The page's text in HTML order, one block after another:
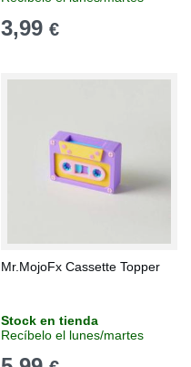
3,99 €
Mr.MojoFx Cassette Topper
Stock en tienda
Recíbelo el lunes/martes